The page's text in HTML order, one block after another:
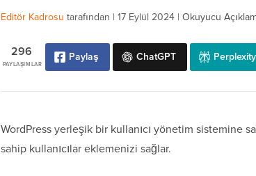
Editör Kadrosu tarafından | 17 Eylül 2024 | Okuyucu
PAYLAŞIMLAR
296 Paylaş ChatGPT Perplexity
WordPress yerleşik bir kullanıcı yönetim sistemine
sahip kullanıcılar eklemenizi sağlar.